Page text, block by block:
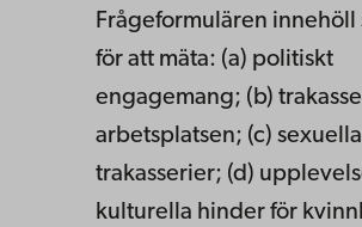
Frågeformulären innehöll
för att mäta: (a) politiskt
engagemang; (b)
arbetsplatsen; (c) sexuella
trakasserier; (d)
kulturella hinder för